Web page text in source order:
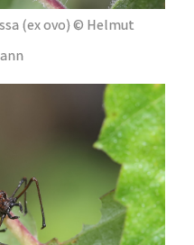
(ex ovo) © Helmut